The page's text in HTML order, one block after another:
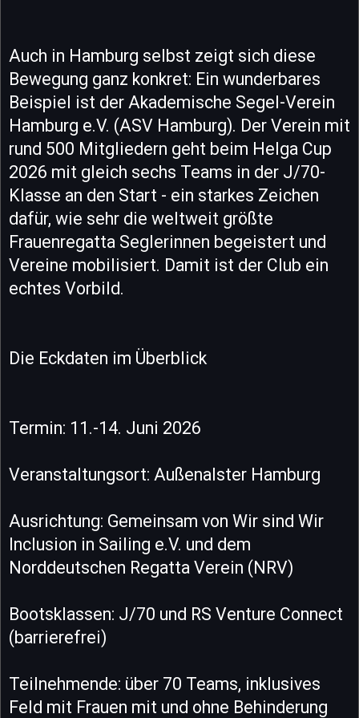
Auch in Hamburg selbst zeigt sich diese
Bewegung ganz konkret: Ein wunderbares
Beispiel ist der Akademische Segel-Verein
Hamburg e.V. (ASV Hamburg). Der Verein mit
rund 500 Mitgliedern geht beim Helga Cup
2026 mit gleich sechs Teams in der J/70-
Klasse an den Start - ein starkes Zeichen
dafür, wie sehr die weltweit größte
Frauenregatta Seglerinnen begeistert und
Vereine mobilisiert. Damit ist der Club ein
echtes Vorbild.
Die Eckdaten im Überblick
Termin: 11.-14. Juni 2026
Veranstaltungsort: Außenalster Hamburg
Ausrichtung: Gemeinsam von Wir sind Wir
Inclusion in Sailing e.V. und dem
Norddeutschen Regatta Verein (NRV)
Bootsklassen: J/70 und RS Venture Connect
(barrierefrei)
Teilnehmende: über 70 Teams, inklusives
Feld mit Frauen mit und ohne Behinderung